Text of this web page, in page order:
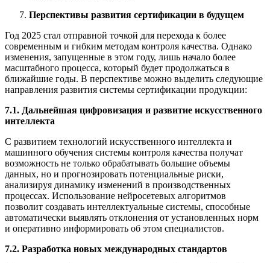
Перспективы развития сертификации в будущем
Год 2025 стал отправной точкой для перехода к более
современным и гибким методам контроля качества. Однако
изменения, запущенные в этом году, лишь начало более
масштабного процесса, который будет продолжаться в
ближайшие годы. В перспективе можно выделить следующие
направления развития системы сертификации продукции:
7.1. Дальнейшая цифровизация и развитие искусственного
интеллекта
С развитием технологий искусственного интеллекта и
машинного обучения системы контроля качества получат
возможность не только обрабатывать большие объемы
данных, но и прогнозировать потенциальные риски,
анализируя динамику изменений в производственных
процессах. Использование нейросетевых алгоритмов
позволит создавать интеллектуальные системы, способные
автоматически выявлять отклонения от установленных норм
и оперативно информировать об этом специалистов.
7.2. Разработка новых международных стандартов